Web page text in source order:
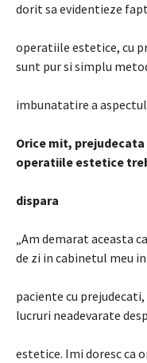
dorit sa evidentieze
operatiile estetice, cu
sunt pur si simplu
imbunatatire a
Orice mit,
operatiile estetice
dispara
„Am demarat aceasta
de zi in cabinetul meu
paciente cu
lucruri neadevarate
estetice. Imi doresc ca